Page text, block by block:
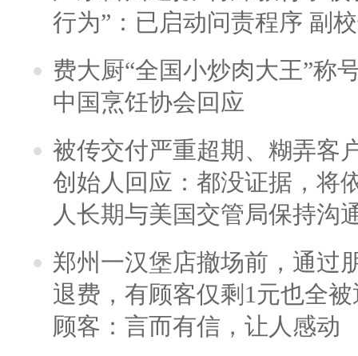
行为”：已启动问责程序 副
费大厨“全国小炒肉大王”称
中国烹饪协会回应
被传交付严重超期、糊弄客
创始人回应：都没证据，将
人长期与美国交管局保持沟
郑州一汉堡店撤场前，通过
退费，有顾客仅剩1元也全
顾客：言而有信，让人感动